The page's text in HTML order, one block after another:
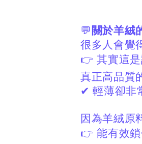
💬 關於羊絨
很多人會覺
👉 其實這
真正高品質
✔ 輕薄卻非
因為羊絨原
👉 能有效